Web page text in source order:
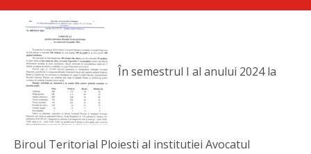
În semestrul I al anului 2024 la
Biroul Teritorial Ploiesti al institutiei Avocatul